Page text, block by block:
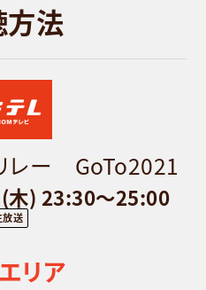
法
レー GoTo2021
木) 23:30～25:00
放送
リア